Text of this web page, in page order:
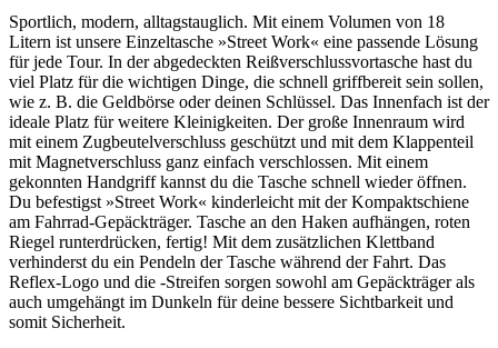
Sportlich, modern, alltagstauglich. Mit einem Volumen von 18
Litern ist unsere Einzeltasche »Street Work« eine passende Lösung
für jede Tour. In der abgedeckten Reißverschlussvortasche hast du
viel Platz für die wichtigen Dinge, die schnell griffbereit sein sollen,
wie z. B. die Geldbörse oder deinen Schlüssel. Das Innenfach ist der
ideale Platz für weitere Kleinigkeiten. Der große Innenraum wird
mit einem Zugbeutelverschluss geschützt und mit dem Klappenteil
mit Magnetverschluss ganz einfach verschlossen. Mit einem
gekonnten Handgriff kannst du die Tasche schnell wieder öffnen.
Du befestigst »Street Work« kinderleicht mit der Kompaktschiene
am Fahrrad-Gepäckträger. Tasche an den Haken aufhängen, roten
Riegel runterdrücken, fertig! Mit dem zusätzlichen Klettband
verhinderst du ein Pendeln der Tasche während der Fahrt. Das
Reflex-Logo und die -Streifen sorgen sowohl am Gepäckträger als
auch umgehängt im Dunkeln für deine bessere Sichtbarkeit und
somit Sicherheit.